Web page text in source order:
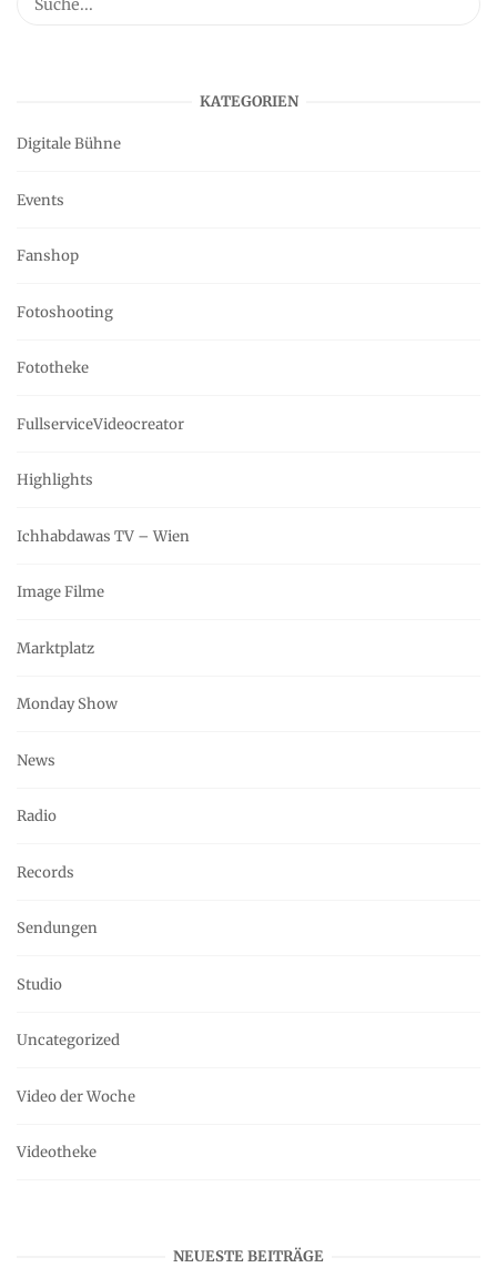
KATEGORIEN
Digitale Bühne
Events
Fanshop
Fotoshooting
Fototheke
FullserviceVideocreator
Highlights
Ichhabdawas TV – Wien
Image Filme
Marktplatz
Monday Show
News
Radio
Records
Sendungen
Studio
Uncategorized
Video der Woche
Videotheke
NEUESTE BEITRÄGE